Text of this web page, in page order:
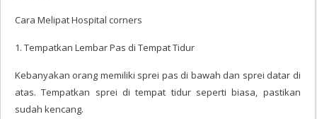
Cara Melipat Hospital corners
1. Tempatkan Lembar Pas di Tempat Tidur
Kebanyakan orang memiliki sprei pas di bawah dan sprei datar di
atas. Tempatkan sprei di tempat tidur seperti biasa, pastikan
sudah kencang.